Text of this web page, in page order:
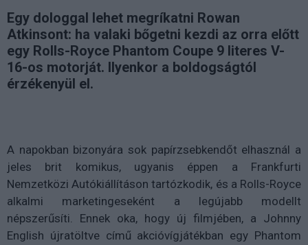
Egy dologgal lehet megríkatni Rowan
Atkinsont: ha valaki bőgetni kezdi az orra előtt
egy Rolls-Royce Phantom Coupe 9 literes V-
16-os motorját. Ilyenkor a boldogságtól
érzékenyül el.
A napokban bizonyára sok papírzsebkendőt elhasznál a
jeles brit komikus, ugyanis éppen a Frankfurti
Nemzetközi Autókiállításon tartózkodik, és a Rolls-Royce
alkalmi marketingeseként a legújabb modellt
népszerűsíti. Ennek oka, hogy új filmjében, a Johnny
English újratöltve című akcióvígjátékban egy Phantom